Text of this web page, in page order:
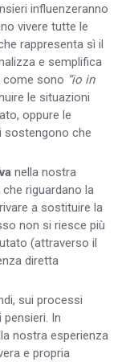
influenzeranno
vivere tutte le
rappresenta sì il
e semplifica
come sono “io in
le situazioni
oppure le
sostengono che
nella nostra
riguardano la
a sostituire la
non si riesce più
(attraverso il
diretta
sui processi
In
nostra esperienza
e propria